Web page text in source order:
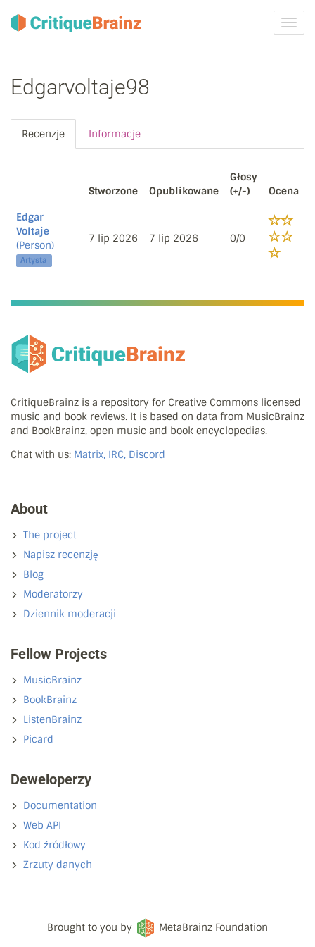
Edgarvoltaje98
Recenzje Informacje
Stworzone Opublikowane
Głosy
(+/-)
Ocena
Edgar
Voltaje
(Person)
Artysta
7 lip 2026 7 lip 2026 0/0
CritiqueBrainz is a repository for Creative Commons licensed
music and book reviews. It is based on data from MusicBrainz
and BookBrainz, open music and book encyclopedias.
Chat with us: Matrix, IRC, Discord
About
The project
Napisz recenzję
Blog
Moderatorzy
Dziennik moderacji
Fellow Projects
MusicBrainz
BookBrainz
ListenBrainz
Picard
Deweloperzy
Documentation
Web API
Kod źródłowy
Zrzuty danych
Brought to you by
MetaBrainz Foundation